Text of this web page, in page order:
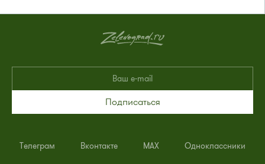
Подписаться
Телеграм Вконтакте MAX Одноклассники